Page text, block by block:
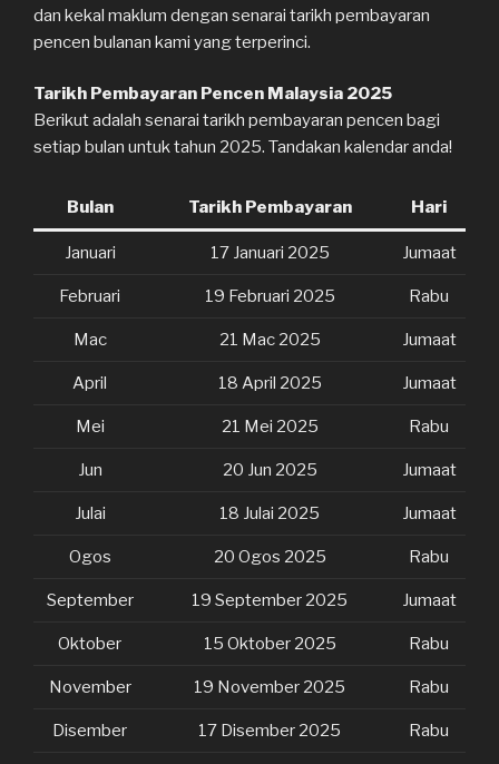
dan kekal maklum dengan senarai tarikh pembayaran
pencen bulanan kami yang terperinci.
Tarikh Pembayaran Pencen Malaysia 2025
Berikut adalah senarai tarikh pembayaran pencen bagi
setiap bulan untuk tahun 2025. Tandakan kalendar anda!
Bulan Tarikh Pembayaran Hari
Januari 17 Januari 2025 Jumaat
Februari 19 Februari 2025 Rabu
Mac 21 Mac 2025 Jumaat
April 18 April 2025 Jumaat
Mei 21 Mei 2025 Rabu
Jun 20 Jun 2025 Jumaat
Julai 18 Julai 2025 Jumaat
Ogos 20 Ogos 2025 Rabu
September 19 September 2025 Jumaat
Oktober 15 Oktober 2025 Rabu
November 19 November 2025 Rabu
Disember 17 Disember 2025 Rabu